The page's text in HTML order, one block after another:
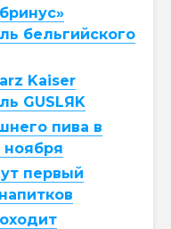
бельгийского
Kaiser
GUSLЯK
пива в
ноября
первый